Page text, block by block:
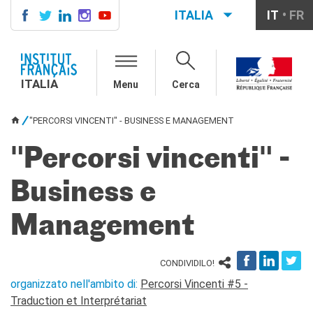
CORSI DI FRANCESE
CERTIFICAZIONI
Diplomi
SCUOLA E FORMAZIONE
Contatti
Didattica
Studenti
Riconoscimento diplomi
ITALIA IT FR
ITALIA Menu Cerca
"PERCORSI VINCENTI" - BUSINESS E MANAGEMENT
"Percorsi vincenti" -
Business e
Management
CONDIVIDILO!
organizzato nell'ambito di: Percorsi Vincenti #5 -
Traduction et Interprétariat